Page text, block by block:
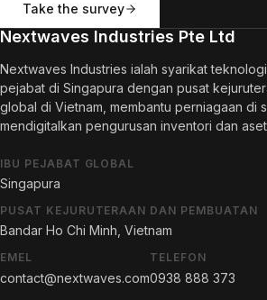
Take the survey
Nextwaves Industries Pte Ltd
Nextwaves Industries ialah syarikat
pejabat di Singapura dengan pusat
global di Vietnam, membantu perniagaan di
mendigitalkan pengurusan inventori dan
IBU PEJABAT GLOBAL
Singapura
PUSAT KEJURUTERAAN DAN PEMBUATAN
Bandar Ho Chi Minh, Vietnam
EMEL
contact@nextwaves.com
TELEFON
0938 888 373